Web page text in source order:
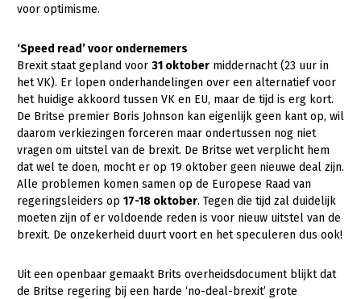
Gezonde dieren
Bodem en water
Platteland en omgeving
Mens, ondernemerschap en onderwijs
Internationaal
Sectoren
Dier
Geitenhouderij
Akkerbouw
Multifunctionele landbouw
voor optimisme.
‘Speed read’ voor ondernemers
Brexit staat gepland voor 31 oktober middernacht (23 uur in
het VK). Er lopen onderhandelingen over een alternatief voor
het huidige akkoord tussen VK en EU, maar de tijd is erg kort.
De Britse premier Boris Johnson kan eigenlijk geen kant op, wil
daarom verkiezingen forceren maar ondertussen nog niet
vragen om uitstel van de brexit. De Britse wet verplicht hem
dat wel te doen, mocht er op 19 oktober geen nieuwe deal zijn.
Alle problemen komen samen op de Europese Raad van
regeringsleiders op 17-18 oktober. Tegen die tijd zal duidelijk
moeten zijn of er voldoende reden is voor nieuw uitstel van de
brexit. De onzekerheid duurt voort en het speculeren dus ook!
Uit een openbaar gemaakt Brits overheidsdocument blijkt dat
de Britse regering bij een harde ‘no-deal-brexit’ grote